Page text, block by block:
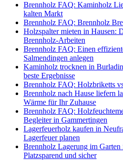
Brennholz FAQ: Kaminholz
kalten Markt
Brennholz FAQ: Brennholz
Holzspalter mieten in Hausen:
Brennholz-Arbeiten
Brennholz FAQ: Einen
Salmendingen anlegen
Kaminholz trocknen in
beste Ergebnisse
Brennholz FAQ: Holzbriketts
Brennholz nach Hause liefern
Wärme für Ihr Zuhause
Brennholz FAQ:
Begleiter in Gammertingen
Lagerfeuerholz kaufen in
Lagerfeuer planen
Brennholz Lagerung im Garten
Platzsparend und sicher